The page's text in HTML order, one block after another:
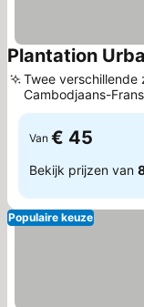
Plantation
Twee verschillende
Cambodjaans-
Van € 45
Bekijk prijzen van
Populaire keuze